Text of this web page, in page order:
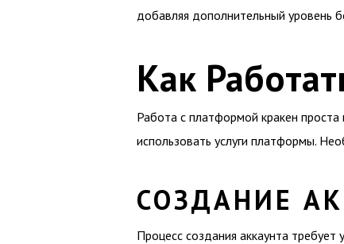
добавляя дополнительный уровень
Как
Работа с платформой кракен проста
использовать услуги платформы.
СОЗДАНИЕ
Процесс создания аккаунта